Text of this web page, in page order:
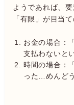
ようであれば、要
「有限」が目当
お金の場合：
支払わないと
時間の場合：
った…めんど